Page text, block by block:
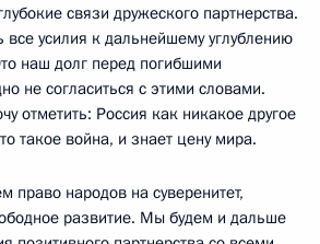
связи дружеского партнерства.
усилия к дальнейшему углублению
наш долг перед погибшими
не согласиться с этими словами.
отметить: Россия как никакое другое
такое война, и знает цену мира.
право народов на суверенитет,
развитие. Мы будем и дальше